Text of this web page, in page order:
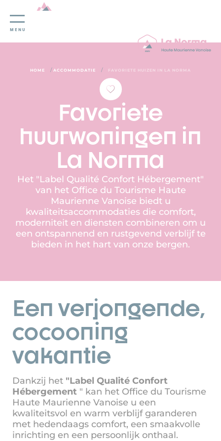
Cookies beheer paneel
MENU
HOME / ACCOMMODATIE / FAVORIETE HUIZEN IN LA NORMA
Favoriete
huurwoningen in
La Norma
Het "Label Qualité Confort Hébergement"
van het Office du Tourisme Haute
Maurienne Vanoise biedt u
kwaliteitsaccommodaties die comfort,
moderniteit en diensten combineren om u
een ontspannend en rustgevend verblijf te
bieden in het hart van onze bergen.
Een verjongende,
cocooning
vakantie
Dankzij het "Label Qualité Confort
Hébergement " kan het Office du Tourisme
Haute Maurienne Vanoise u een
kwaliteitsvol en warm verblijf garanderen
met hedendaags comfort, een smaakvolle
inrichting en een persoonlijk onthaal.